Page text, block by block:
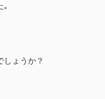
｡
しょうか？